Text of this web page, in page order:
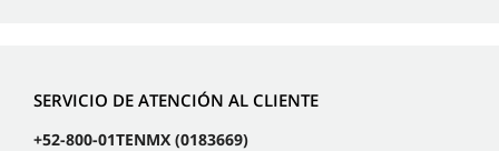
SERVICIO DE ATENCIÓN AL CLIENTE
+52-800-01TENMX (0183669)